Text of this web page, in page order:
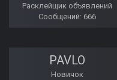
Расклейщик объявлений
Сообщений: 666
PAVLO
Новичок